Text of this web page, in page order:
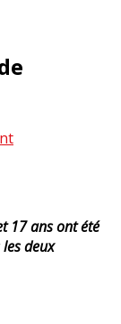
17 ans ont été
deux